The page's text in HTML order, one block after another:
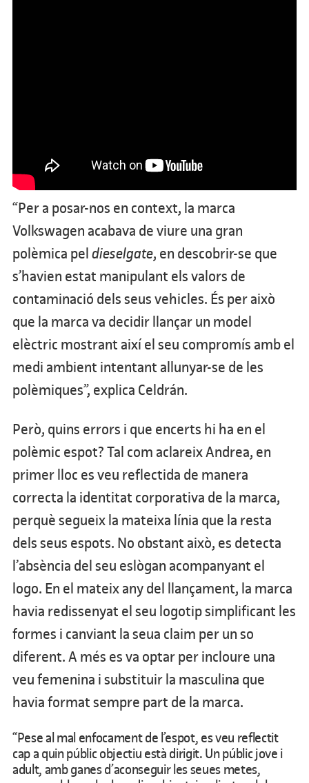
“Per a posar-nos en context, la marca
Volkswagen acabava de viure una gran
polèmica peldieselgate, en descobrir-se que
s’havien estat manipulant els valors de
contaminació dels seus vehicles. És per això
que la marca va decidir llançar un model
elèctric mostrant així el seu compromís amb el
medi ambient intentant allunyar-se de les
polèmiques”, explica Celdrán.
Però, quins errors i que encerts hi ha en el
polèmic espot? Tal com aclareix Andrea, en
primer lloc es veu reflectida de manera
correcta la identitat corporativa de la marca,
perquè segueix la mateixa línia que la resta
dels seus espots. No obstant això, es detecta
l’absència del seu eslògan acompanyant el
logo. En el mateix any del llançament, la marca
havia redissenyat el seu logotip simplificant les
formes i canviant la seua claim per un so
diferent. A més es va optar per incloure una
veu femenina i substituir la masculina que
havia format sempre part de la marca.
“Pese al mal enfocament de l’espot, es veu reflectit
cap a quin públic objectiu està dirigit. Un públic jove i
adult, amb ganes d’aconseguir les seues metes,